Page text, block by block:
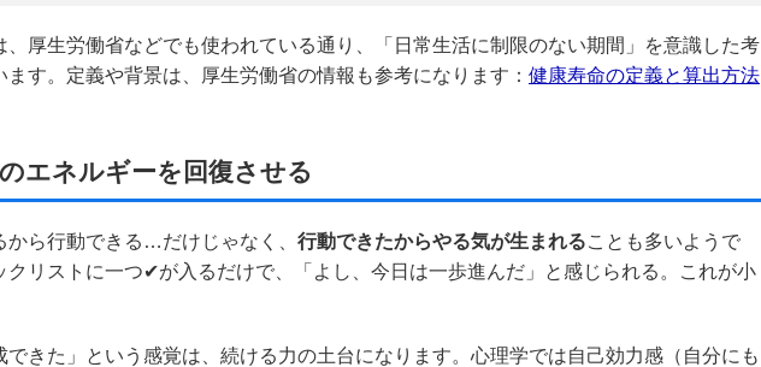
、厚生労働省などでも使われている通り、「日常生活に制限のない期間」を意識した考
ます。定義や背景は、厚生労働省の情報も参考になります： 健康寿命の定義と算出方法
エネルギーを回復させる
から行動できる…だけじゃなく、 行動できたからやる気が生まれることも多いようで
クリストに一つ✔が入るだけで、「よし、今日は一歩進んだ」と感じられる。これが小
できた」という感覚は、続ける力の土台になります。心理学では自己効力感（自分にも